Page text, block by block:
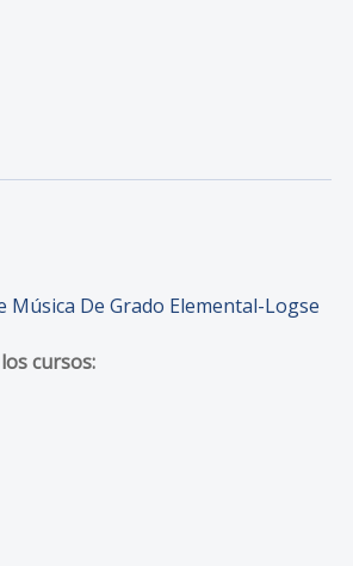
Música De Grado Elemental-Logse